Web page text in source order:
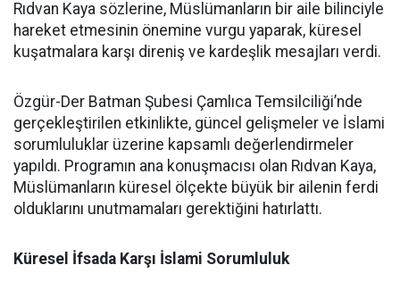
Rıdvan Kaya sözlerine, Müslümanların bir aile bilinciyle
hareket etmesinin önemine vurgu yaparak, küresel
kuşatmalara karşı direniş ve kardeşlik mesajları verdi.
Özgür-Der Batman Şubesi Çamlıca Temsilciliği’nde
gerçekleştirilen etkinlikte, güncel gelişmeler ve İslami
sorumluluklar üzerine kapsamlı değerlendirmeler
yapıldı. Programın ana konuşmacısı olan Rıdvan Kaya,
Müslümanların küresel ölçekte büyük bir ailenin ferdi
olduklarını unutmamaları gerektiğini hatırlattı.
Küresel İfsada Karşı İslami Sorumluluk